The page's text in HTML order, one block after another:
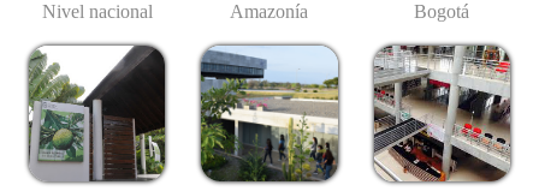
Nivel nacional Amazonía Bogotá